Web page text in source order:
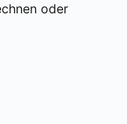
oder